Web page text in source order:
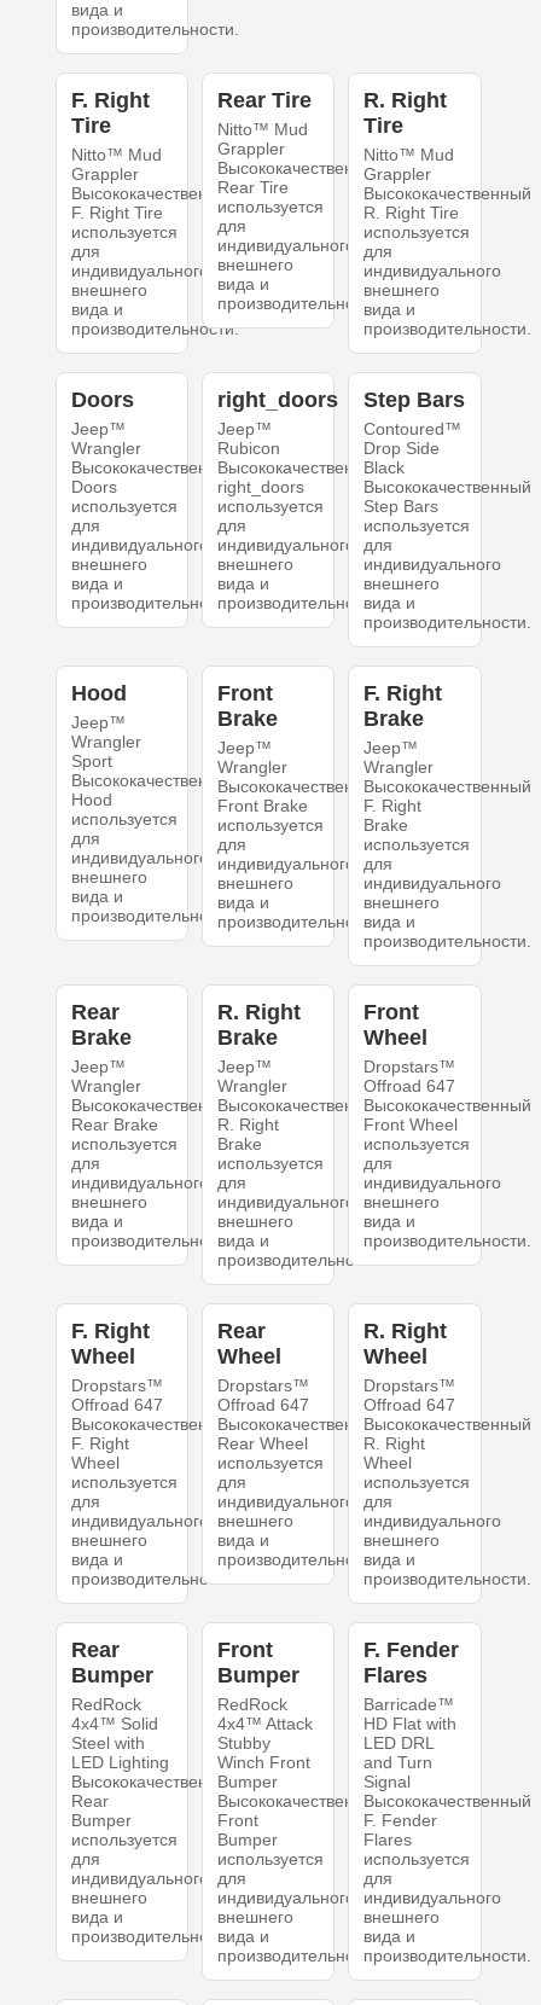
вида и
производительности.
F. Right
Tire
Nitto™ Mud
Grappler
Высококачественный
F. Right Tire
используется
для
индивидуального
внешнего
вида и
производительности.
Rear Tire
Nitto™ Mud
Grappler
Высококачественный
Rear Tire
используется
для
индивидуального
внешнего
вида и
производительности.
R. Right
Tire
Nitto™ Mud
Grappler
Высококачественный
R. Right Tire
используется
для
индивидуального
внешнего
вида и
производительности.
Doors
Jeep™
Wrangler
Высококачественный
Doors
используется
для
индивидуального
внешнего
вида и
производительности.
right_doors
Jeep™
Rubicon
Высококачественный
right_doors
используется
для
индивидуального
внешнего
вида и
производительности.
Step Bars
Contoured™
Drop Side
Black
Высококачественный
Step Bars
используется
для
индивидуального
внешнего
вида и
производительности.
Hood
Jeep™
Wrangler
Sport
Высококачественный
Hood
используется
для
индивидуального
внешнего
вида и
производительности.
Front
Brake
Jeep™
Wrangler
Высококачественный
Front Brake
используется
для
индивидуального
внешнего
вида и
производительности.
F. Right
Brake
Jeep™
Wrangler
Высококачественный
F. Right
Brake
используется
для
индивидуального
внешнего
вида и
производительности.
Rear
Brake
Jeep™
Wrangler
Высококачественный
Rear Brake
используется
для
индивидуального
внешнего
вида и
производительности.
R. Right
Brake
Jeep™
Wrangler
Высококачественный
R. Right
Brake
используется
для
индивидуального
внешнего
вида и
производительности.
Front
Wheel
Dropstars™
Offroad 647
Высококачественный
Front Wheel
используется
для
индивидуального
внешнего
вида и
производительности.
F. Right
Wheel
Dropstars™
Offroad 647
Высококачественный
F. Right
Wheel
используется
для
индивидуального
внешнего
вида и
производительности.
Rear
Wheel
Dropstars™
Offroad 647
Высококачественный
Rear Wheel
используется
для
индивидуального
внешнего
вида и
производительности.
R. Right
Wheel
Dropstars™
Offroad 647
Высококачественный
R. Right
Wheel
используется
для
индивидуального
внешнего
вида и
производительности.
Rear
Bumper
RedRock
4x4™ Solid
Steel with
LED Lighting
Высококачественный
Rear
Bumper
используется
для
индивидуального
внешнего
вида и
производительности.
Front
Bumper
RedRock
4x4™ Attack
Stubby
Winch Front
Bumper
Высококачественный
Front
Bumper
используется
для
индивидуального
внешнего
вида и
производительности.
F. Fender
Flares
Barricade™
HD Flat with
LED DRL
and Turn
Signal
Высококачественный
F. Fender
Flares
используется
для
индивидуального
внешнего
вида и
производительности.